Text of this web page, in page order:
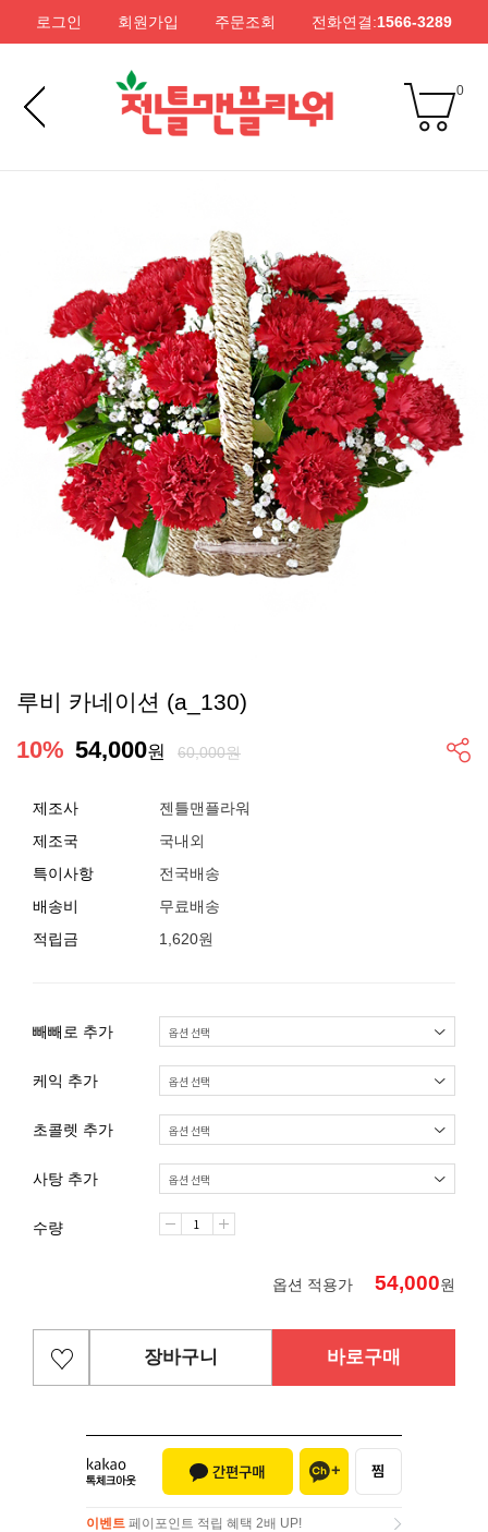
로그인 회원가입 주문조회 전화연결:1566-3289
0
루비 카네이션 (a_130)
10% 54,000원 60,000원
제조사
젠틀맨플라워
제조국
국내외
특이사항
전국배송
배송비
무료배송
적립금
1,620원
빼빼로 추가
케익 추가
초콜렛 추가
사탕 추가
수량
옵션 적용가 54,000원
장바구니 바로구매
이벤트 페이포인트 적립 혜택 2배 UP!